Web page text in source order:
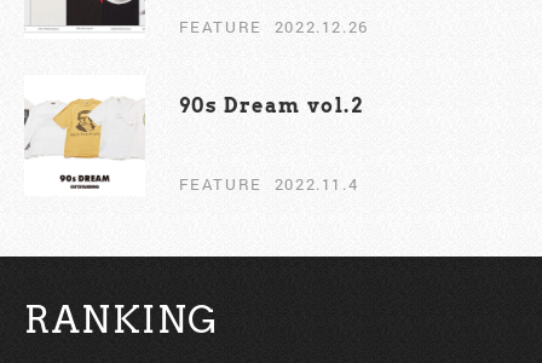
FEATURE 2022.12.26
FEATURE 2022.11.4
90s Dream vol.2￼
RANKING